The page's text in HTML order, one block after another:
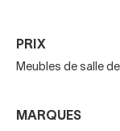
Répartition
Notre expert
PRIX
Meubles de salle
MARQUES